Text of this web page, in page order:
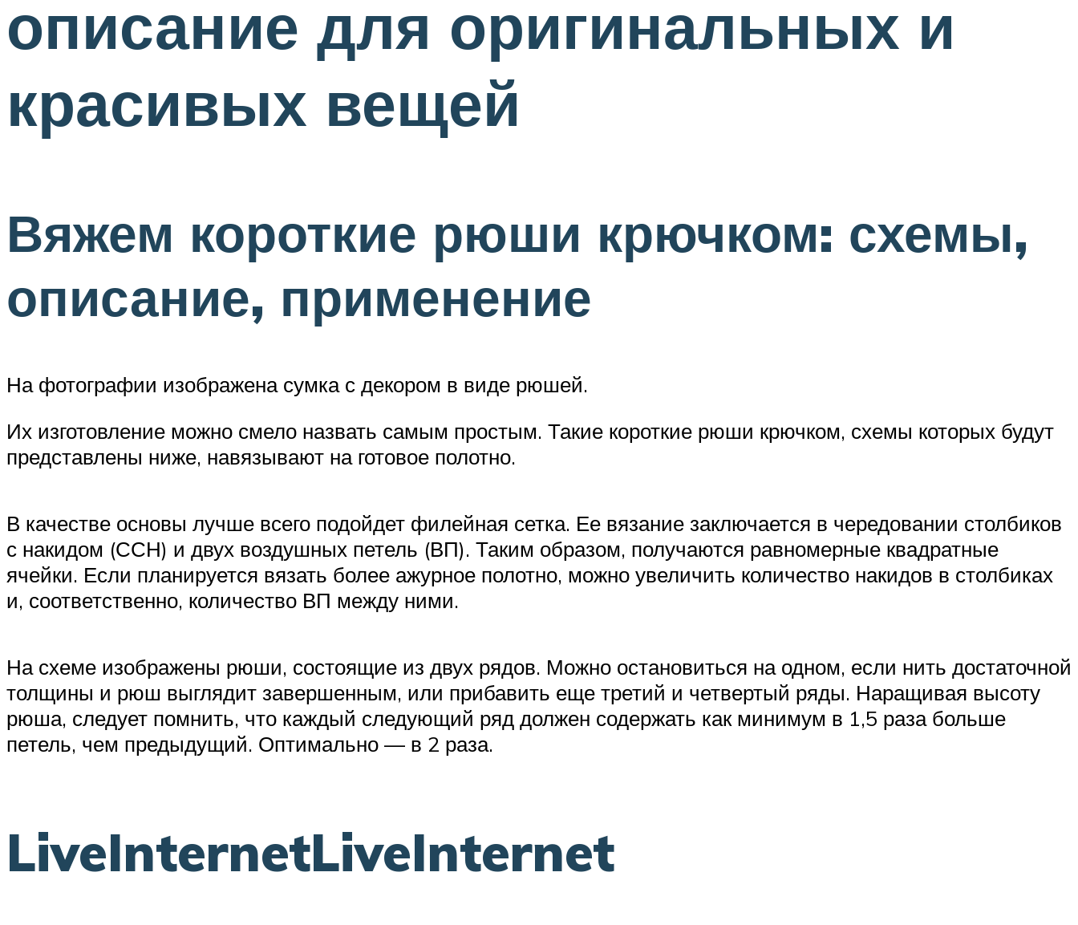
описание для оригинальных и
красивых вещей
Вяжем короткие рюши крючком: схемы,
описание, применение
На фотографии изображена сумка с декором в виде рюшей.
Их изготовление можно смело назвать самым простым. Такие короткие рюши крючком, схемы которых будут
представлены ниже, навязывают на готовое полотно.
В качестве основы лучше всего подойдет филейная сетка. Ее вязание заключается в чередовании столбиков
с накидом (ССН) и двух воздушных петель (ВП). Таким образом, получаются равномерные квадратные
ячейки. Если планируется вязать более ажурное полотно, можно увеличить количество накидов в столбиках
и, соответственно, количество ВП между ними.
На схеме изображены рюши, состоящие из двух рядов. Можно остановиться на одном, если нить достаточной
толщины и рюш выглядит завершенным, или прибавить еще третий и четвертый ряды. Наращивая высоту
рюша, следует помнить, что каждый следующий ряд должен содержать как минимум в 1,5 раза больше
петель, чем предыдущий. Оптимально — в 2 раза.
LiveInternetLiveInternet